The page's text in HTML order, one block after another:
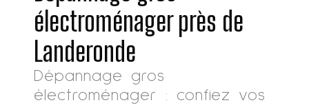
électroménager près de
Landeronde
Dépannage gros
électroménager : confiez vos